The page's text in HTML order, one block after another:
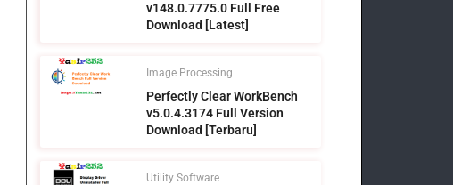
v148.0.7775.0 Full Free
Download [Latest]
Image Processing
Perfectly Clear WorkBench
v5.0.4.3174 Full Version
Download [Terbaru]
Utility Software